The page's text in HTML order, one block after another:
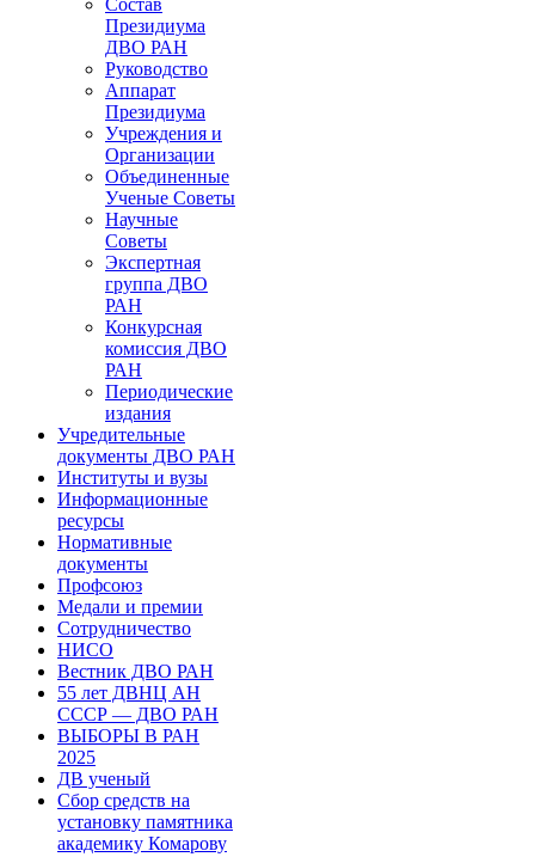
Состав
Президиума
ДВО РАН
Руководство
Аппарат
Президиума
Учреждения и
Организации
Объединенные
Ученые Советы
Научные
Советы
Экспертная
группа ДВО
РАН
Конкурсная
комиссия ДВО
РАН
Периодические
издания
Учредительные
документы ДВО РАН
Институты и вузы
Информационные
ресурсы
Нормативные
документы
Профсоюз
Медали и премии
Сотрудничество
НИСО
Вестник ДВО РАН
55 лет ДВНЦ АН
СССР — ДВО РАН
ВЫБОРЫ В РАН
2025
ДВ ученый
Сбор средств на
установку памятника
академику Комарову